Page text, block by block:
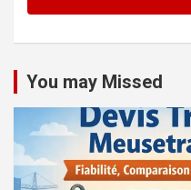
You may Missed